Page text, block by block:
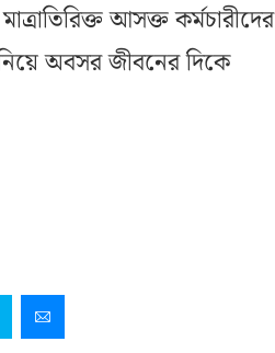
আসক্ত কর্মচারীদের
অবসর জীবনের দিকে